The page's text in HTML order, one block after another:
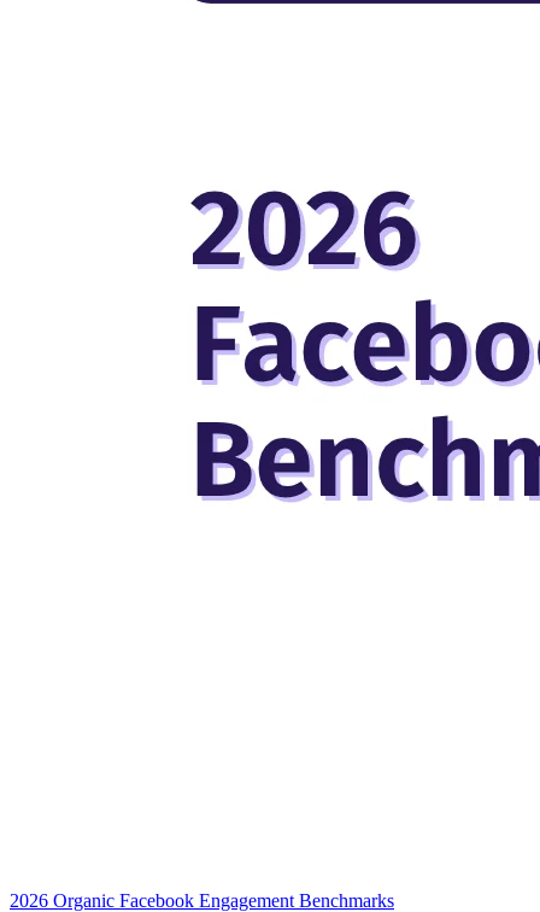
2026 Organic Facebook Engagement Benchmarks